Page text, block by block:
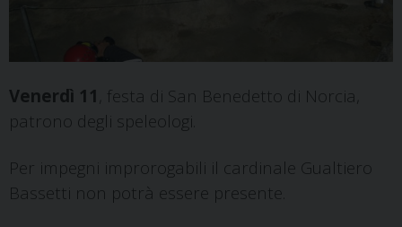
Venerdì 11 , festa di San Benedetto di Norcia,
patrono degli speleologi.
Per impegni improrogabili il cardinale Gualtiero
Bassetti non potrà essere presente.